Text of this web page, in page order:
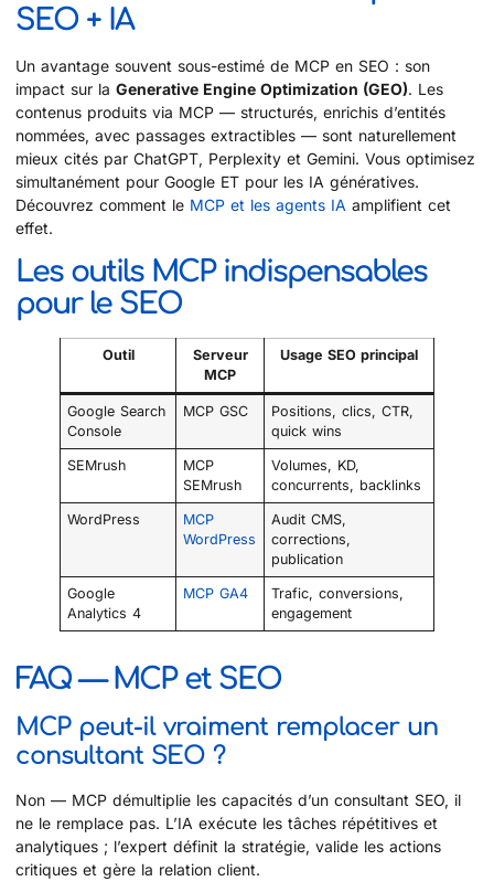
SEO + IA
Un avantage souvent sous-estimé de MCP en SEO : son
impact sur la Generative Engine Optimization (GEO). Les
contenus produits via MCP — structurés, enrichis d’entités
nommées, avec passages extractibles — sont naturellement
mieux cités par ChatGPT, Perplexity et Gemini. Vous optimisez
simultanément pour Google ET pour les IA génératives.
Découvrez comment le MCP et les agents IA amplifient cet
effet.
Les outils MCP indispensables
pour le SEO
Outil
Serveur
MCP
Usage SEO principal
Google Search
Console
MCP GSC
Positions, clics, CTR,
quick wins
SEMrush
MCP
SEMrush
Volumes, KD,
concurrents, backlinks
WordPress
MCP
WordPress
Audit CMS,
corrections,
publication
Google
Analytics 4
MCP GA4
Trafic, conversions,
engagement
FAQ — MCP et SEO
MCP peut-il vraiment remplacer un
consultant SEO ?
Non — MCP démultiplie les capacités d’un consultant SEO, il
ne le remplace pas. L’IA exécute les tâches répétitives et
analytiques ; l’expert définit la stratégie, valide les actions
critiques et gère la relation client.